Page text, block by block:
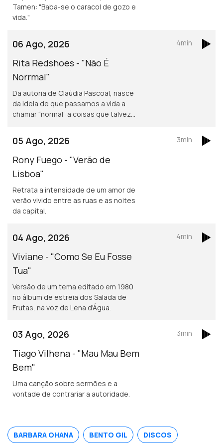
Tamen: "Baba-se o caracol de gozo e
vida."
06 Ago, 2026
Rita Redshoes - "Não É
Norrmal"
Da autoria de Claúdia Pascoal, nasce
da ideia de que passamos a vida a
chamar “normal” a coisas que talvez
4min
05 Ago, 2026
Rony Fuego - "Verão de
Lisboa"
Retrata a intensidade de um amor de
verão vivido entre as ruas e as noites
da capital.
3min
04 Ago, 2026
Viviane - "Como Se Eu Fosse
Tua"
Versão de um tema editado em 1980
no álbum de estreia dos Salada de
Frutas, na voz de Lena d'Água.
4min
03 Ago, 2026
Tiago Vilhena - "Mau Mau Bem
Bem"
Uma canção sobre sermões e a
vontade de contrariar a autoridade.
3min
BARBARA OHANA BENTO GIL DISCOS